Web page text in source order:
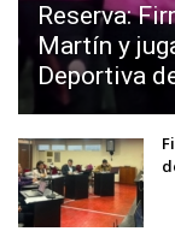
Reserva:
Martín y
Deportiva